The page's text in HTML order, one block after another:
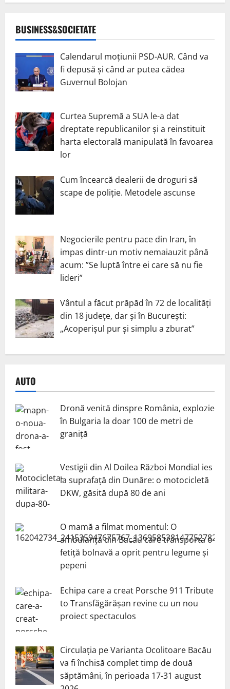
BUSINESS&SOCIETATE
Calendarul moțiunii PSD-AUR. Când va
fi depusă și când ar putea cădea
Guvernul Bolojan
Curtea Supremă a SUA le-a dat
dreptate republicanilor și a reinstituit
harta electorală manipulată în favoarea
lor
Cum încearcă dealerii de droguri să
scape de poliție. Metodele ascunse
Negocierile pentru pace din Iran, în
impas dintr-un motiv nemaiauzit până
acum: ”Se luptă între ei care să nu fie
lideri”
Vântul a făcut prăpăd în 72 de localități
din 18 județe, dar și în București:
„Acoperișul pur și simplu a zburat”
AUTO
Dronă venită dinspre România, explozie
în Bulgaria la doar 100 de metri de
graniță
Vestigii din Al Doilea Război Mondial ies
la suprafață din Dunăre: o motocicletă
DKW, găsită după 80 de ani
O mamă a filmat momentul: O
ambulanță din Bacău care transporta o
fetiță bolnavă a oprit pentru legume și
pepeni
Echipa care a creat Porsche 911 Tribute
to Transfăgărășan revine cu un nou
proiect spectaculos
Circulația pe Varianta Ocolitoare Bacău
va fi închisă complet timp de două
săptămâni, în perioada 17-31 august